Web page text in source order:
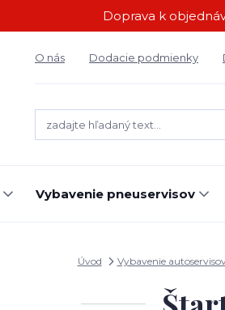
Doprava k
O nás Dodacie podmienky
Vybavenie pneuservisov
Úvod Vybavenie